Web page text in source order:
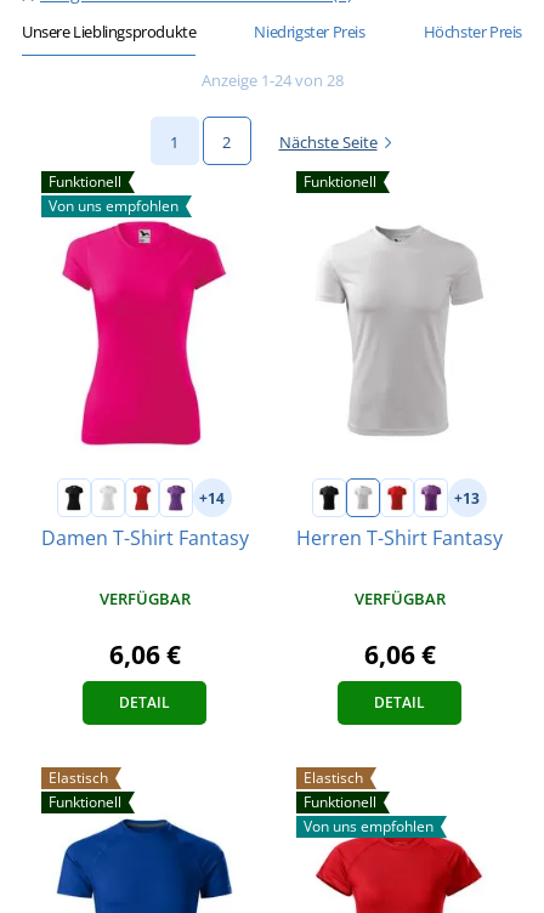
Unsere Lieblingsprodukte Niedrigster Preis Höchster Preis
Anzeige 1-24 von 28
1 2 Nächste Seite
Funktionell
Von uns empfohlen
+14
Damen T-Shirt Fantasy
VERFÜGBAR
6,06 €
DETAIL
Funktionell
+13
Herren T-Shirt Fantasy
VERFÜGBAR
6,06 €
DETAIL
Elastisch
Funktionell
Elastisch
Funktionell
Von uns empfohlen